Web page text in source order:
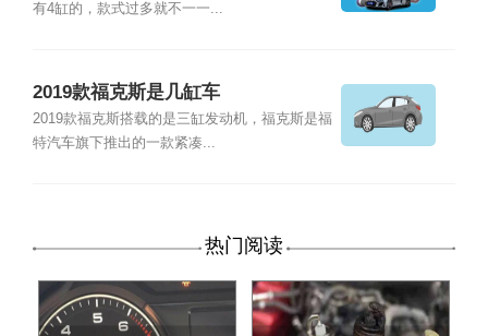
有4缸的，款式过多就不一一...
2019款福克斯是几缸车
2019款福克斯搭载的是三缸发动机，福克斯是福
特汽车旗下推出的一款紧凑...
热门阅读